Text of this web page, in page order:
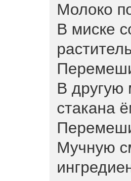
Молоко
В миске
В другую
стакана
Мучную